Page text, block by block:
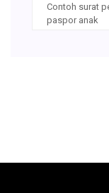
Contoh surat
paspor anak